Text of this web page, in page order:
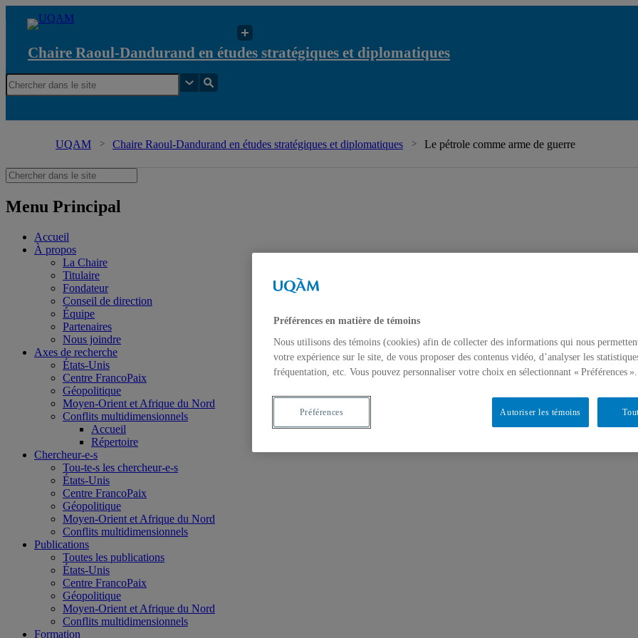
Chaire Raoul-Dandurand en études stratégiques et diplomatiques
UQAM Chaire Raoul-Dandurand en études stratégiques et diplomatiques Le pétrole comme arme de guerre
Menu Principal
Accueil
À propos
La Chaire
Titulaire
Fondateur
Conseil de direction
Équipe
Partenaires
Nous joindre
Axes de recherche
États-Unis
Centre FrancoPaix
Géopolitique
Moyen-Orient et Afrique du Nord
Conflits multidimensionnels
Accueil
Répertoire
Chercheur-e-s
Tou-te-s les chercheur-e-s
États-Unis
Centre FrancoPaix
Géopolitique
Moyen-Orient et Afrique du Nord
Conflits multidimensionnels
Publications
Toutes les publications
États-Unis
Centre FrancoPaix
Géopolitique
Moyen-Orient et Afrique du Nord
Conflits multidimensionnels
Formation
Préférences en matière de témoins
Nous utilisons des témoins (cookies) afin de collecter des informations qui nous
votre expérience sur le site, de vous proposer des contenus vidéo, d’analyser les
fréquentation, etc. Vous pouvez personnaliser votre choix en sélectionnant « Préférences ».
Autoriser les témoins
Préférences